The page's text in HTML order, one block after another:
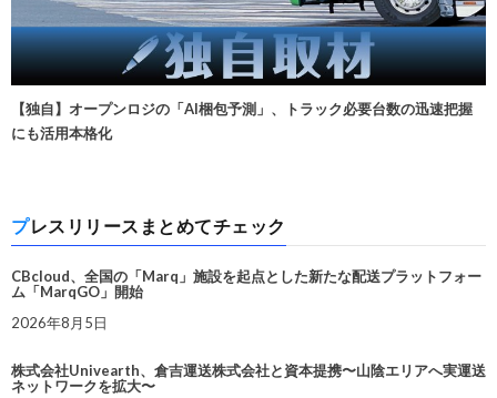
【独自】オープンロジの「AI梱包予測」、トラック必要台数の迅速把握
にも活用本格化
プレスリリースまとめてチェック
CBcloud、全国の「Marq」施設を起点とした新たな配送プラットフォー
ム「MarqGO」開始
2026年8月5日
株式会社Univearth、倉吉運送株式会社と資本提携〜山陰エリアへ実運送
ネットワークを拡大〜